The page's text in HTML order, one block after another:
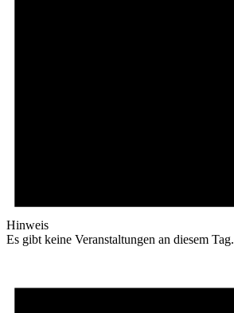
Hinweis
Es gibt keine Veranstaltungen an diesem Tag.